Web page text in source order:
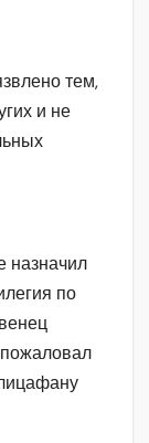
тем,
и не
назначил
по